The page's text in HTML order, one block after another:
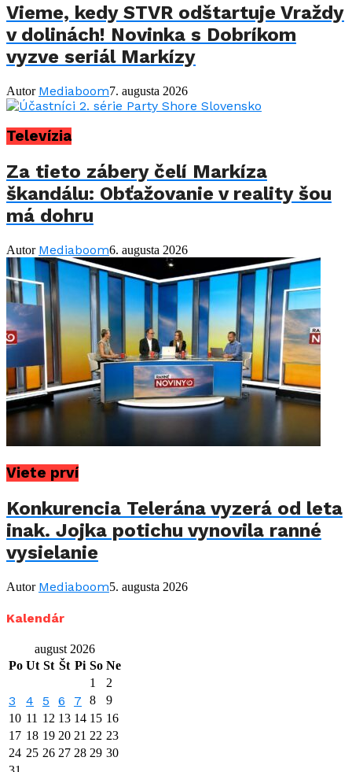
Vieme, kedy STVR odštartuje Vraždy
v dolinách! Novinka s Dobríkom
vyzve seriál Markízy
Autor Mediaboom7. augusta 2026
Televízia
Za tieto zábery čelí Markíza
škandálu: Obťažovanie v reality šou
má dohru
Autor Mediaboom6. augusta 2026
Viete prví
Konkurencia Telerána vyzerá od leta
inak. Jojka potichu vynovila ranné
vysielanie
Autor Mediaboom5. augusta 2026
Kalendár
august 2026
Po Ut St Št Pi So Ne
1
2
3 4 5 6 7 8
9
10 11 12 13 14 15 16
17 18 19 20 21 22 23
24 25 26 27 28 29 30